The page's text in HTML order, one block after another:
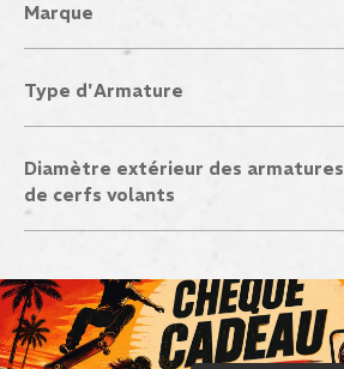
Marque
Type d'Armature
Diamètre extérieur des armatures
de cerfs volants